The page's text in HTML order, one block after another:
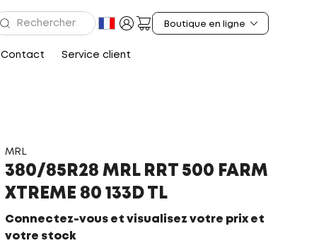
Contact Service client
MRL
380/85R28 MRL RRT 500 FARM
XTREME 80 133D TL
Connectez-vous et visualisez votre prix et
votre stock